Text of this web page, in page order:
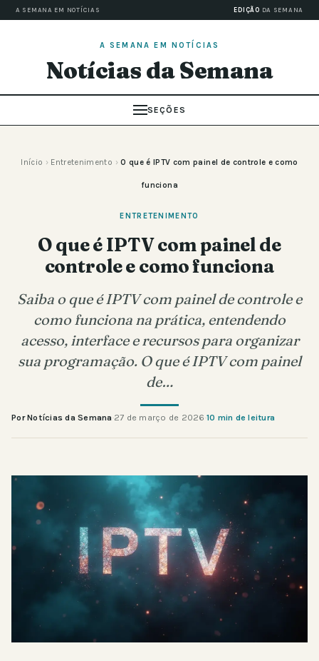
A SEMANA EM NOTÍCIAS EDIÇÃO DA SEMANA
A SEMANA EM NOTÍCIAS
Notícias da Semana
SEÇÕES
Início › Entretenimento › O que é IPTV com painel de controle e como
funciona
ENTRETENIMENTO
O que é IPTV com painel de
controle e como funciona
Saiba o que é IPTV com painel de controle e
como funciona na prática, entendendo
acesso, interface e recursos para organizar
sua programação. O que é IPTV com painel
de…
Por Notícias da Semana·27 de março de 2026·10 min de leitura